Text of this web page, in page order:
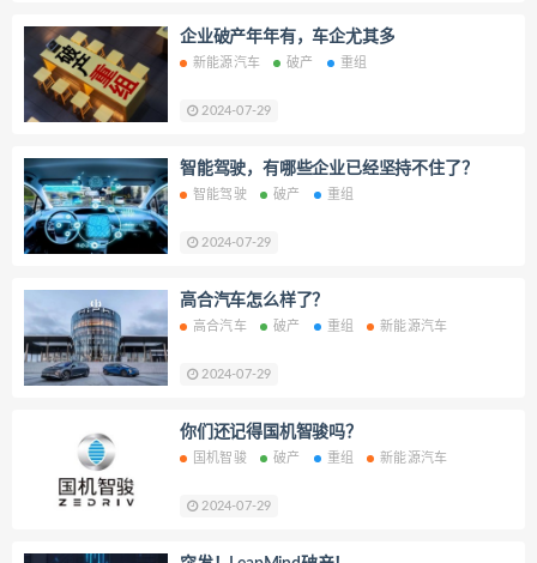
企业破产年年有，车企尤其多
新能源汽车 破产 重组
2024-07-29
智能驾驶，有哪些企业已经坚持不住了？
智能驾驶 破产 重组
2024-07-29
高合汽车怎么样了？
高合汽车 破产 重组 新能源汽车
2024-07-29
你们还记得国机智骏吗？
国机智骏 破产 重组 新能源汽车
2024-07-29